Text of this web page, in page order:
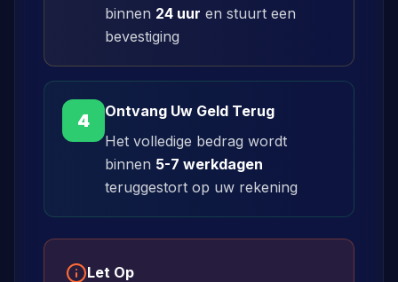
binnen 24 uur en stuurt een
bevestiging
4
Ontvang Uw Geld Terug
Het volledige bedrag wordt
binnen 5-7 werkdagen
teruggestort op uw rekening
Let Op